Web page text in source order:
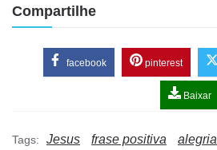
Compartilhe
facebook pinterest
Baixar
Tags: Jesus frase positiva alegria